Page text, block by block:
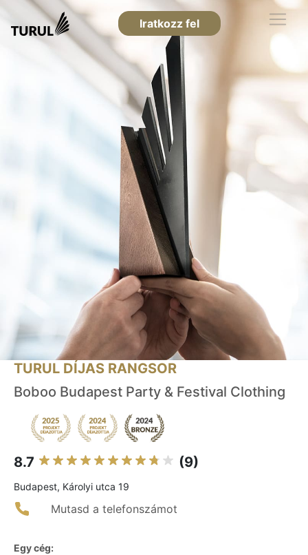
Iratkozz fel
TURUL DÍJAS RANGSOR
Boboo Budapest Party & Festival Clothing
8.7 (9)
Budapest, Károlyi utca 19
Mutasd a telefonszámot
Egy cég: